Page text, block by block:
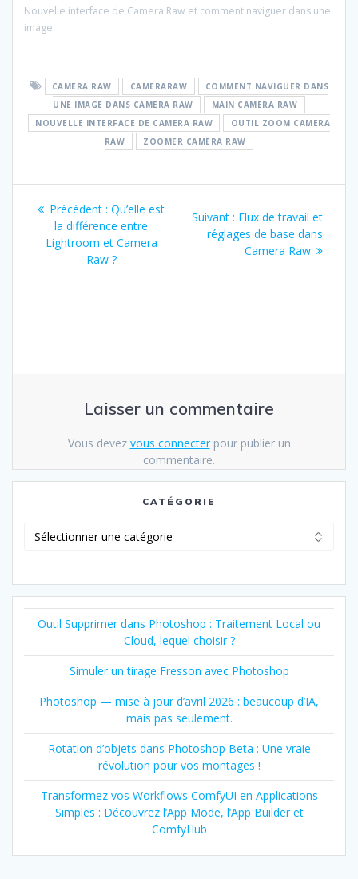
Nouvelle interface de Camera Raw et comment naviguer dans une
image
CAMERA RAW CAMERARAW
COMMENT NAVIGUER DANS
UNE IMAGE DANS CAMERA RAW
MAIN CAMERA RAW
NOUVELLE INTERFACE DE CAMERA RAW
OUTIL ZOOM CAMERA
RAW
ZOOMER CAMERA RAW
Navigation
l’article
Précédent : Article
précédent
:
Qu’elle est
la différence entre
Lightroom et Camera
Raw ?
Suivant : Article
suivant
Flux de travail et
réglages de base dans
Camera Raw
Laisser un commentaire
Vous devez vous connecterpour publier un
commentaire.
CATÉGORIE
Outil Supprimer dans Photoshop : Traitement Local ou
Cloud, lequel choisir ?
Simuler un tirage Fresson avec Photoshop
Photoshop — mise à jour d’avril 2026 : beaucoup d’IA,
mais pas seulement.
Rotation d’objets dans Photoshop Beta : Une vraie
révolution pour vos montages !
Transformez vos Workflows ComfyUI en Applications
Simples : Découvrez l’App Mode, l’App Builder et
ComfyHub